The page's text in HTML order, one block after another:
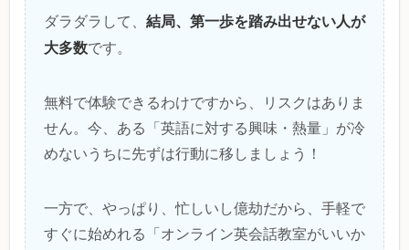
ダラダラして、 結局、第一歩を踏み出せない人が
大多数です。
無料で体験できるわけですから、リスクはありま
せん。今、ある「英語に対する興味・熱量」が冷
めないうちに先ずは行動に移しましょう！
一方で、やっぱり、忙しいし億劫だから、手軽で
すぐに始めれる「オンライン英会話教室がいいか